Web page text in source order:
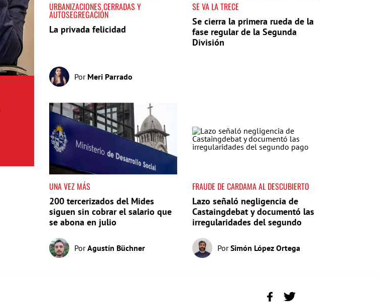
URBANIZACIONES CERRADAS Y
AUTOSEGREGACIÓN
La privada felicidad
Por Meri Parrado
SE VA LA TRECE
Se cierra la primera rueda de la
fase regular de la Segunda
División
UNA VEZ MÁS
200 tercerizados del Mides
siguen sin cobrar el salario que
se abona en julio
PorAgustín Büchner
FRAUDE DE CARDAMA AL DESCUBIERTO
Lazo señaló negligencia de
Castaingdebat y documentó las
irregularidades del segundo
PorSimón López Ortega